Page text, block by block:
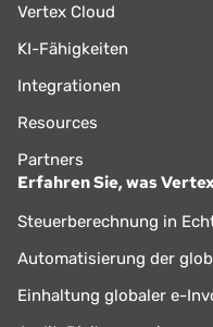
Vertex Cloud
KI-Fähigkeiten
Integrationen
Resources
Partners
Erfahren Sie, was
Steuerberechnung in
Automatisierung der
Einhaltung globaler e-